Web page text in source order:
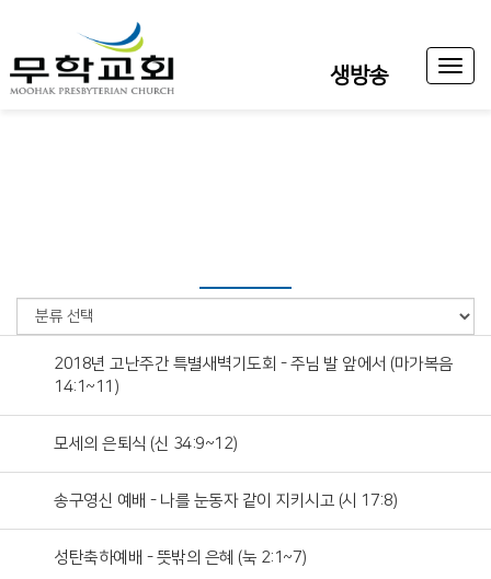
생방송
Toggle
2018년 고난주간 특별새벽기도회 - 주님 발 앞에서 (마가복음
14:1~11)
모세의 은퇴식 (신 34:9~12)
송구영신 예배 - 나를 눈동자 같이 지키시고 (시 17:8)
성탄축하예배 - 뜻밖의 은혜 (눅 2:1~7)